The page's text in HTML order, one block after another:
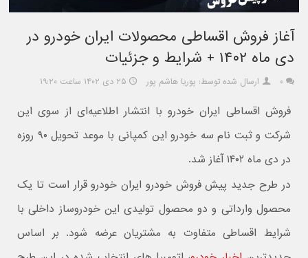
آغاز فروش اقساطی محصولات ایران‌ خودرو در
دی ماه ۱۴۰۲ + شرایط و جزئیات
۰ ارسال شده توسط: پوریا هاشم پور ۲۵ دی ۱۴۰۲ ساعت ۱۹:۲۰
فروش اقساطی ایران‌ خودرو با انتشار اطلاعیه‌ای از سوی این
شرکت و ثبت نام سه خودرو این کمپانی با موعد تحویل ۹۰ روزه
در دی ماه ۱۴۰۲ آغاز شد.
در طرح جدید پیش فروش خودرو ایران خودرو قرار است تا یک
محصول وارداتی و دو محصول تولیدی این خودروساز داخلی با
شرایط اقساطی متفاوت به مشتریان عرضه شود. بر اساس